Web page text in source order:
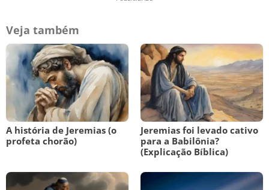
Veja também
A história de Jeremias (o
profeta chorão)
Jeremias foi levado cativo
para a Babilônia?
(Explicação Bíblica)